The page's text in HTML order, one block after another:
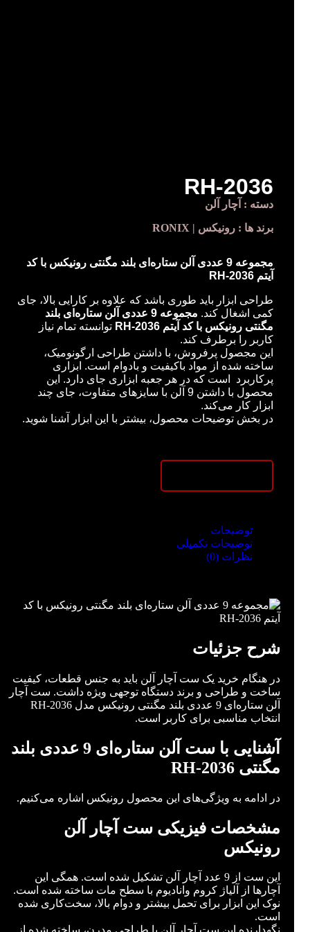
RH-2036
دسته : آچار آلن
برند ها : رونیکس | RONIX
مجموعه 9 عددی آلن ستاره‌ای بلند مگنتی رونیکس با کد
آیتم RH-2036
طراحی ابزار باید طوری باشد که علاوه بر کارایی بالا، جای
کمی اشغال کند.
مجموعه 9 عددی آلن ستاره‌ای بلند
مگنتی رونیکس با کد آیتم RH-2036
توانسته تمام نیاز
کاربر را برطرف کند.
این مجصول پرفروش، با داشتن طراحی ارگونومیک،
ساخته شده از مواد باکیفیت و بادوام است. ابزاری
پرکاربرد است که در هر جعبه ابزاری جای دارد. این
محصول با داشتن 9 آلن با سایزهای متفاوت، جای چند
ابزار کار می‌کند.
در بخش توضیحات محصول، بیشتر با این ابزار آشنا شوید.
توضیحات
توضیحات تکمیلی
نظرات (0)
شرح جزئیات
در هنگام خرید یک ست آچار آلن باید به جنس قطعات، کیفیت
ساخت و طراحی و برند دستگاه توجهی ویژه داشت. ست آچار
آلن ستاره‌ای 9 عددی بلند مگنتی رونیکس مدل RH-2036
انتخاب مناسبی برای کاربر است.
آشنایی با ست آلن ستاره‌ای 9 عددی بلند
مگنتی RH-2036
در ادامه به ویژگی‌های این محصول رونیکس اشاره می‌کنیم.
مشخصات فیزیکی ست آچار آلن
رونیکس
این ست از 9 عدد آچار آلن تشکیل شده است. همگی این
آچارها از آلیاژ کروم وانادیوم با سطح مات ساخته شده است.
نوک این ابزار برای تحمل بیشتر و دوام بالا، سخت‌کاری شده
است.